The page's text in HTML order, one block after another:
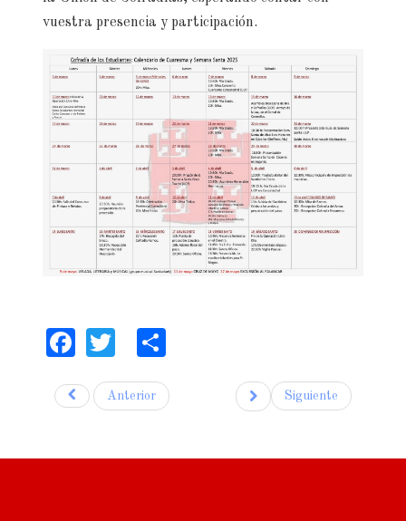
vuestra presencia y participación.
Facebook
Twitter
Anterior Siguiente